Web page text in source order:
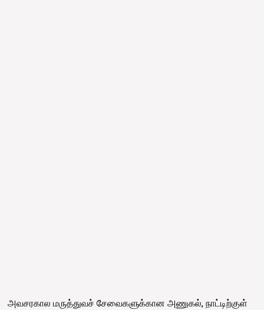
அவசரகால மருத்துவச் சேவைகளுக்கான அணுகல், நாட்டிற்குள்